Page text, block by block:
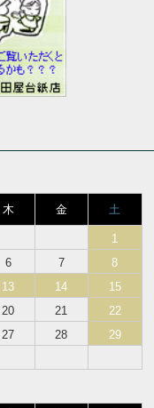
木 金 土
1
6 7
8
13 14
15
20 21
22
27 28
29